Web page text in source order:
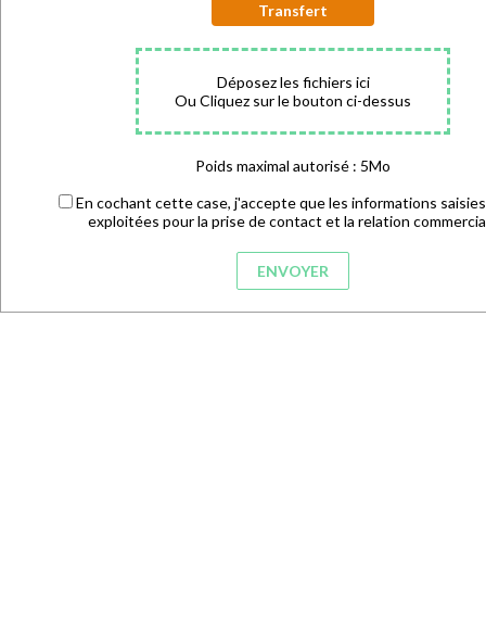
Transfert
Déposez les fichiers ici
Ou Cliquez sur le bouton ci-dessus
Poids maximal autorisé : 5Mo
En cochant cette case, j'accepte que les informations
exploitées pour la prise de contact et la relation